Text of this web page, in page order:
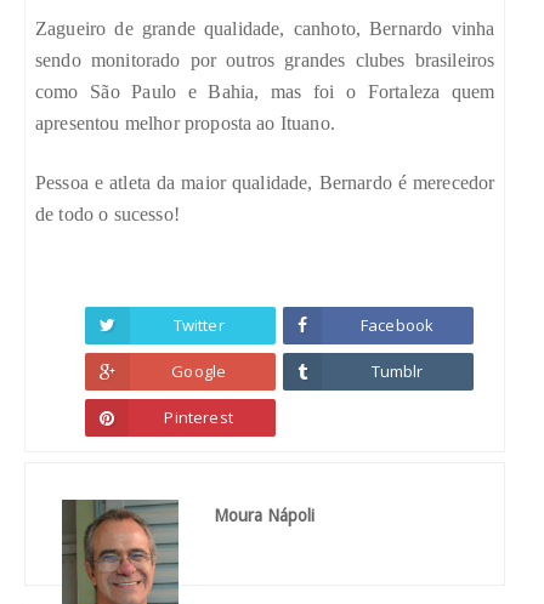
Zagueiro de grande qualidade, canhoto, Bernardo vinha
sendo monitorado por outros grandes clubes brasileiros
como São Paulo e Bahia, mas foi o Fortaleza quem
apresentou melhor proposta ao Ituano.
Pessoa e atleta da maior qualidade, Bernardo é merecedor
de todo o sucesso!
Twitter Facebook
Google Tumblr
Pinterest
Moura Nápoli